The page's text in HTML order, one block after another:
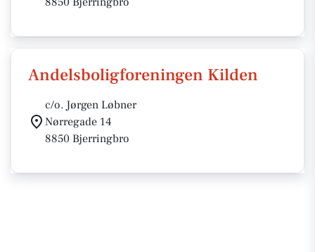
Andelsboligforeningen Kilden
c/o. Jørgen Løbner
Nørregade 14
8850 Bjerringbro